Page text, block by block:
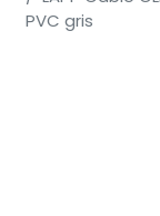
PVC gris